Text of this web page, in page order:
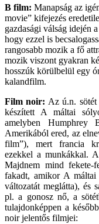
B film: Manapság az
movie” kifejezés
gazdasági válság idején
hogy ezzel is
rangosabb mozik a fő
mozik viszont gyakran
hosszúk körülbelül egy
kalandfilm.
Film noir: Az ú.n. sötét
készített A máltai
amelyben Humphrey
Amerikából ered, az
film”), mert francia
ezekkel a munkákkal.
Majdnem mind fekete-
fakadt, amikor A máltai
változatát meglátta), és
pl. a gonosz nő, a
tulajdonképpen a
noir jelentős filmjei: